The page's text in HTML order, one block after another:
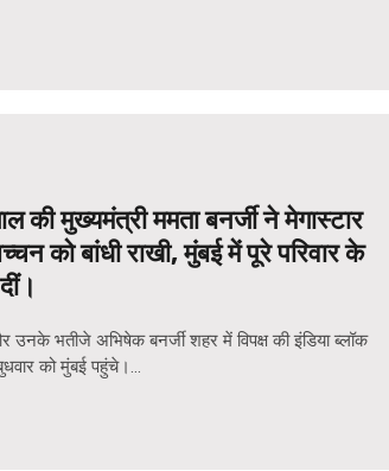
की मुख्यमंत्री ममता बनर्जी ने मेगास्टार
को बांधी राखी, मुंबई में पूरे परिवार के
उनके भतीजे अभिषेक बनर्जी शहर में विपक्ष की इंडिया ब्लॉक
को मुंबई पहुंचे।...